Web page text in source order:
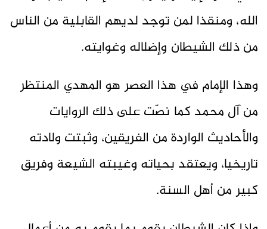
الله، ومنقذا لمن توجد لديهم القابلية من الناس
من ذلك الشيطان وإضلاله وغوايته.
وهذا الإمام في هذا العصر هو المهدي المنتظر
من آل محمد كما نصّت على ذلك الروايات
والأحاديث الواردة من الفريقين، وثبتت ولادته
تاريخيا، ويعتقد بحياته وغيبته الشيعة وفريق
كبير من أهل السنة.